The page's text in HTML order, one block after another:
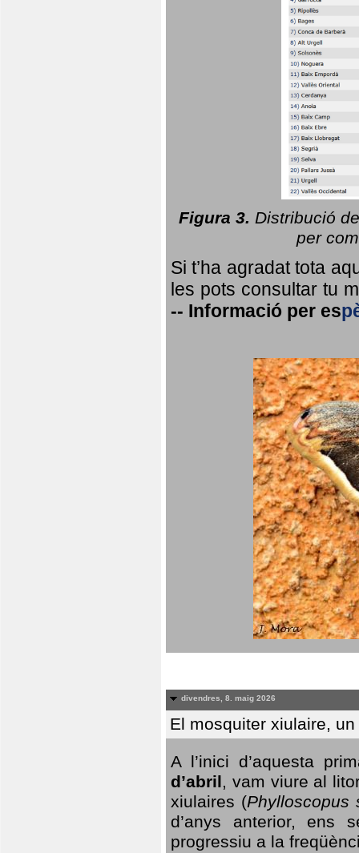
Figura 3. Distribució
per
Si t’ha agradat tota
les pots consultar tu
-- Informació per es
divendres, 8. maig 2026
El mosquiter xiulaire,
A l’inici d’aquesta
d’abril, vam viure al
xiulaires (Phylloscopus
d’anys anterior, ens
progressiu a la